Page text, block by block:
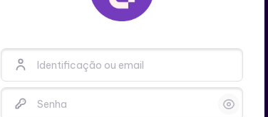
Identificação ou email
Senha